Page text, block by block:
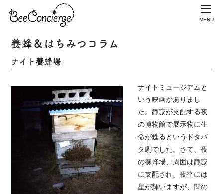
MENU
養蜂＆はちみつコラム
ナイト養蜂場
ナイトミュージアムと
いう映画がありまし
た。静寂が支配する夜
の博物館で展示物に生
命が甦るというドタバ
タ劇でした。さて、夜
の養蜂場、周囲は静寂
に支配され、夜空には
星が輝いますが、闇の